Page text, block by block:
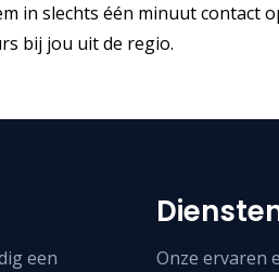
in slechts één minuut contact
bij jou uit de regio.
een
Onze ervaren